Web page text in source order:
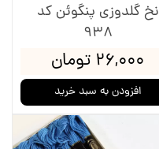
نخ گلدوزی پنگوئن کد
938
۲۶,۰۰۰ تومان
افزودن به سبد خرید